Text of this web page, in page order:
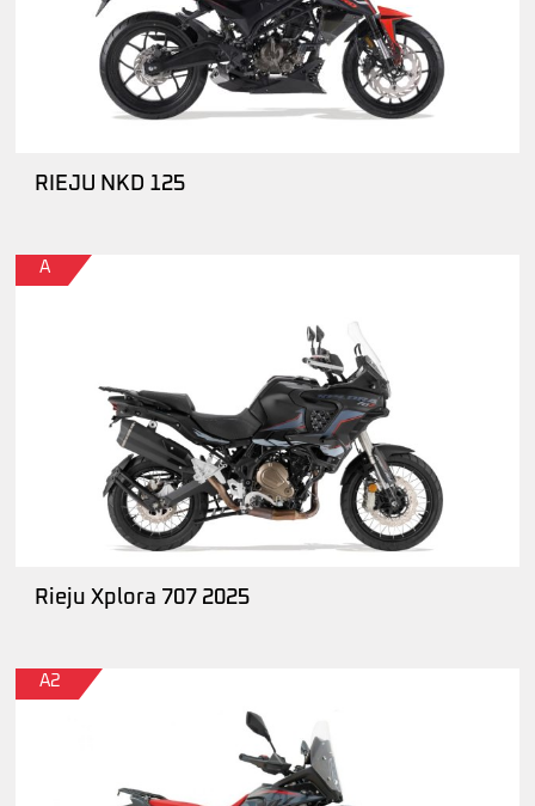
RIEJU NKD 125
A
Rieju Xplora 707 2025
A2